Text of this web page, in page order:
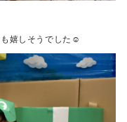
嬉しそうでした☺